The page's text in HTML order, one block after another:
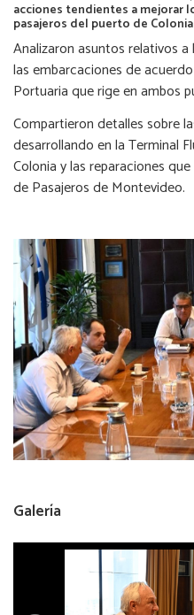
acciones tendientes a mejorar
pasajeros del puerto de
Analizaron asuntos relativos
las embarcaciones de
Portuaria que rige en ambos
Compartieron detalles sobre
desarrollando en la Terminal
Colonia y las reparaciones
de Pasajeros de Montevideo.
Galería